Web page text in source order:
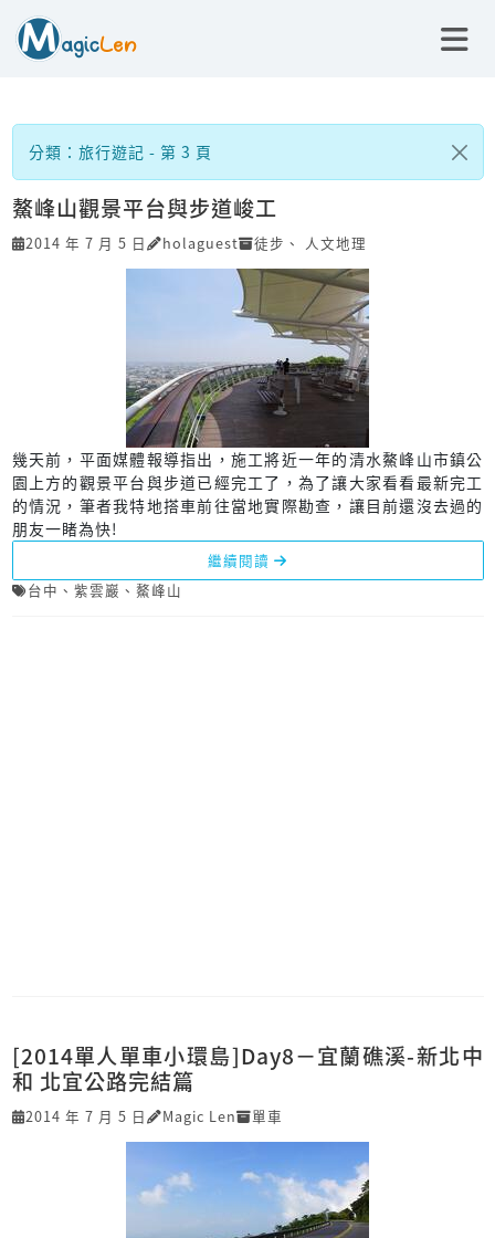
分類：旅行遊記 - 第 3 頁
鰲峰山觀景平台與步道峻工
2014 年 7 月 5 日 holaguest 徒步 、 人文地理
幾天前，平面媒體報導指出，施工將近一年的清水鰲峰山市鎮公
園上方的觀景平台與步道已經完工了，為了讓大家看看最新完工
的情況，筆者我特地搭車前往當地實際勘查，讓目前還沒去過的
朋友一睹為快!
繼續閱讀
台中 、 紫雲巖 、 鰲峰山
[2014單人單車小環島]Day8－宜蘭礁溪-新北中
和 北宜公路完結篇
2014 年 7 月 5 日 Magic Len 單車